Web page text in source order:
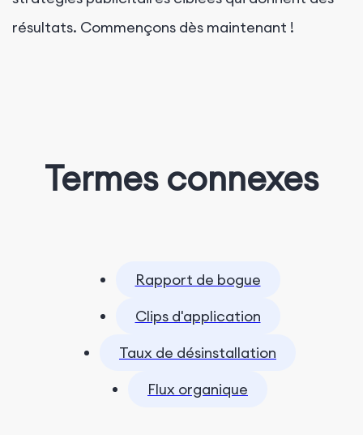
résultats. Commençons dès maintenant !
Termes connexes
Rapport de bogue
Clips d'application
Taux de désinstallation
Flux organique